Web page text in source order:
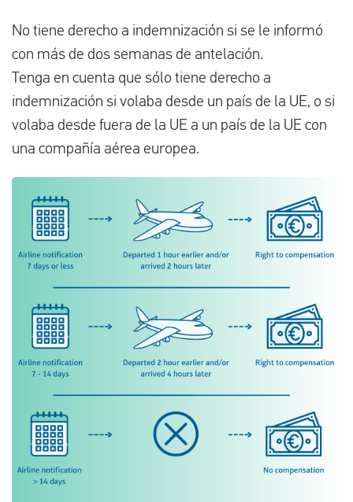
No tiene derecho a indemnización si se le informó
con más de dos semanas de antelación.
Tenga en cuenta que sólo tiene derecho a
indemnización si volaba desde un país de la UE, o si
volaba desde fuera de la UE a un país de la UE con
una compañía aérea europea.